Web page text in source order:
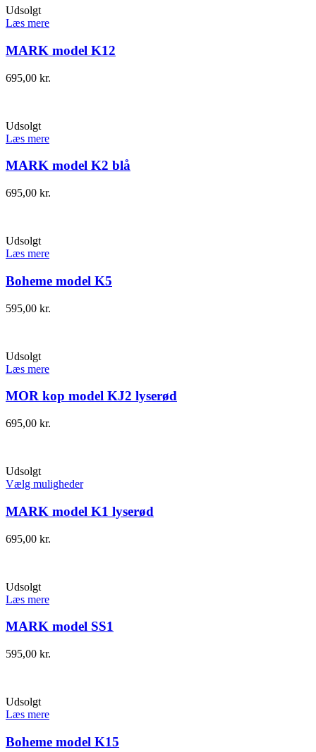
Udsolgt
Læs mere
MARK model K12
695,00 kr.
Udsolgt
Læs mere
MARK model K2 blå
695,00 kr.
Udsolgt
Læs mere
Boheme model K5
595,00 kr.
Udsolgt
Læs mere
MOR kop model KJ2 lyserød
695,00 kr.
Udsolgt
Vælg muligheder
MARK model K1 lyserød
695,00 kr.
Udsolgt
Læs mere
MARK model SS1
595,00 kr.
Udsolgt
Læs mere
Boheme model K15